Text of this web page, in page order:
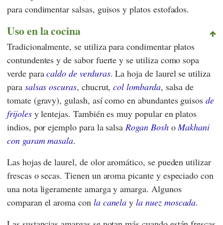
para condimentar salsas, guisos y platos estofados.
Uso en la cocina
Tradicionalmente, se utiliza para condimentar platos
contundentes y de sabor fuerte y se utiliza como sopa
verde paracaldo de verduras. La hoja de laurel se utiliza
para salsas oscuras, chucrut,col lombarda, salsa de
tomate (gravy), gulash, así como en abundantes guisosde
frijolesy lentejas. También es muy popular en platos
indios, por ejemplo para la salsaRogan BoshoMakhani
con garam masala.
Las hojas de laurel, de olor aromático, se pueden utilizar
frescas o secas. Tienen un aroma picante y especiado con
una nota ligeramente amarga y amarga. Algunos
comparan el aroma con la canela yla nuez moscada.